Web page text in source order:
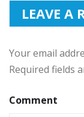
LEAVE A
Your email
Required fields
Comment